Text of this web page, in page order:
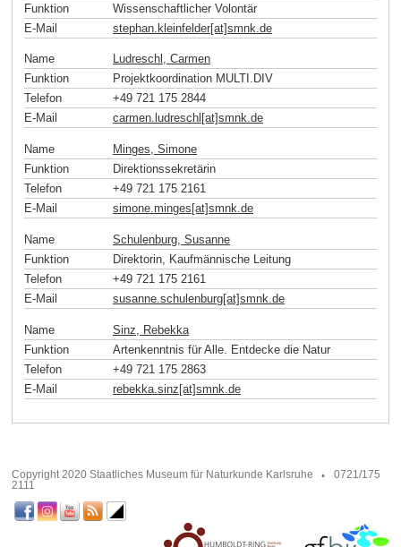
Funktion
Wissenschaftlicher Volontär
E-Mail
stephan.kleinfelder[at]smnk de
Name
Ludreschl, Carmen
Funktion
Projektkoordination MULTI.DIV
Telefon
+49 721 175 2844
E-Mail
carmen.ludreschl[at]smnk.de
Name
Minges, Simone
Funktion
Direktionssekretärin
Telefon
+49 721 175 2161
E-Mail
simone.minges[at]smnk.de
Name
Schulenburg, Susanne
Funktion
Direktorin, Kaufmännische Leitung
Telefon
+49 721 175 2161
E-Mail
susanne.schulenburg[at]smnk.de
Name
Sinz, Rebekka
Funktion
Artenkenntnis für Alle. Entdecke die Natur
Telefon
+49 721 175 2863
E-Mail
rebekka.sinz[at]smnk de
Copyright 2020 Staatliches Museum für Naturkunde Karlsruhe
0721/175
2111